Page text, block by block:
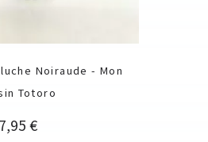
Noiraude - Mon
Totoro
Prix
7,95 €